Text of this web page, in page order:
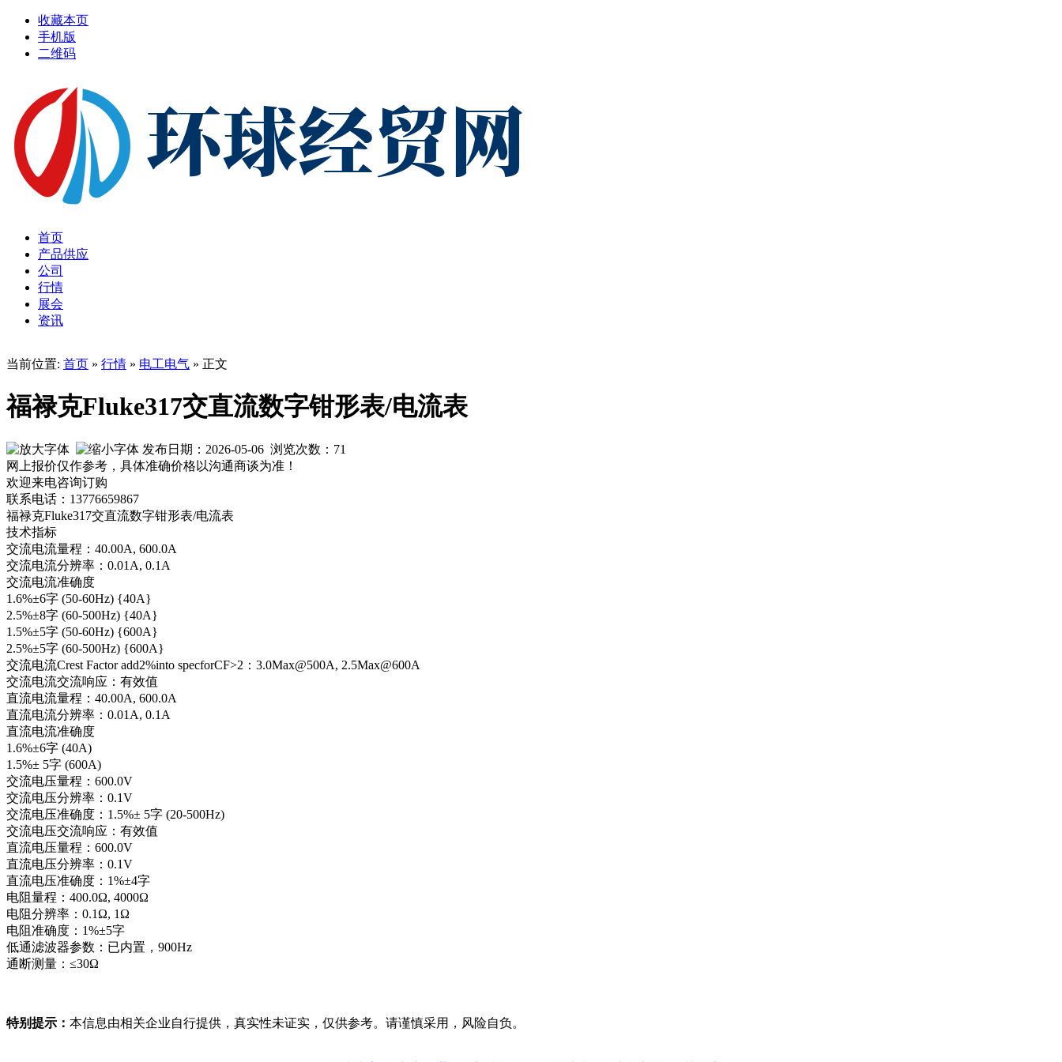
收藏本页
手机版
二维码
首页
产品供应
公司
行情
展会
资讯
当前位置: 首页 » 行情 » 电工电气 » 正文
福禄克Fluke317交直流数字钳形表/电流表
发布日期：2026-05-06 浏览次数： 71
网上报价仅作参考，具体准确价格以沟通商谈为准！
欢迎来电咨询订购
联系电话：13776659867
福禄克Fluke317交直流数字钳形表/电流表
技术指标
交流电流量程：40.00A, 600.0A
交流电流分辨率：0.01A, 0.1A
交流电流准确度
1.6%±6字 (50-60Hz) {40A}
2.5%±8字 (60-500Hz) {40A}
1.5%±5字 (50-60Hz) {600A}
2.5%±5字 (60-500Hz) {600A}
交流电流Crest Factor add2%into specforCF>2：3.0Max@500A, 2.5Max@600A
交流电流交流响应：有效值
直流电流量程：40.00A, 600.0A
直流电流分辨率：0.01A, 0.1A
直流电流准确度
1.6%±6字 (40A)
1.5%± 5字 (600A)
交流电压量程：600.0V
交流电压分辨率：0.1V
交流电压准确度：1.5%± 5字 (20-500Hz)
交流电压交流响应：有效值
直流电压量程：600.0V
直流电压分辨率：0.1V
直流电压准确度：1%±4字
电阻量程：400.0Ω, 4000Ω
电阻分辨率：0.1Ω, 1Ω
电阻准确度：1%±5字
低通滤波器参数：已内置，900Hz
通断测量：≤30Ω
特别提示： 本信息由相关企业自行提供，真实性未证实，仅供参考。请谨慎采用，风险自负。